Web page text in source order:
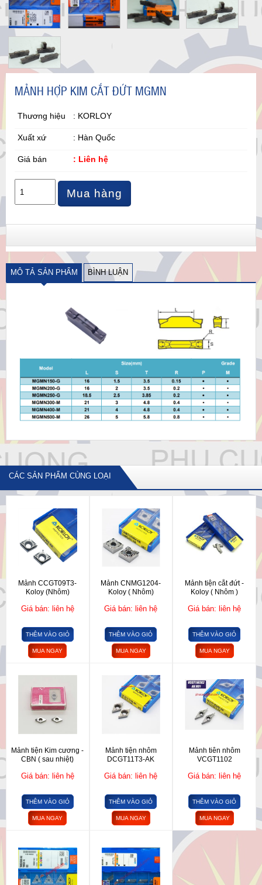
MẢNH HỢP KIM CẮT ĐỨT MGMN
Thương hiệu : KORLOY
Xuất xứ : Hàn Quốc
Giá bán : Liên hệ
Mua hàng
MÔ TẢ SẢN PHẨM BÌNH LUẬN
CÁC SẢN PHẨM CÙNG LOẠI
Mảnh CCGT09T3-
Koloy (Nhôm)
Giá bán: liên hệ
THÊM VÀO GIỎ
MUA NGAY
Mảnh CNMG1204-
Koloy ( Nhôm)
Giá bán: liên hệ
THÊM VÀO GIỎ
MUA NGAY
Mảnh tiện cắt đứt -
Koloy ( Nhôm )
Giá bán: liên hệ
THÊM VÀO GIỎ
MUA NGAY
Mảnh tiện Kim cương -
CBN ( sau nhiệt)
Giá bán: liên hệ
THÊM VÀO GIỎ
MUA NGAY
Mảnh tiện nhôm
DCGT11T3-AK
Giá bán: liên hệ
THÊM VÀO GIỎ
MUA NGAY
Mảnh tiên nhôm
VCGT1102
Giá bán: liên hệ
THÊM VÀO GIỎ
MUA NGAY